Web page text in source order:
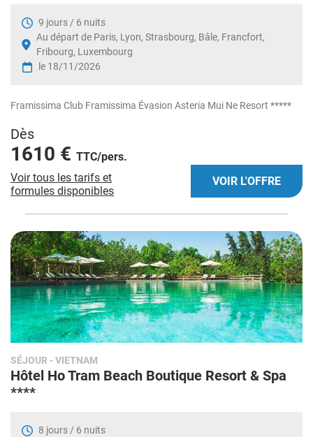
9 jours / 6 nuits
Au départ de Paris, Lyon, Strasbourg, Bâle, Francfort,
Fribourg, Luxembourg
le 18/11/2026
Framissima Club Framissima Évasion Asteria Mui Ne Resort *****
Dès
1610 € TTC/pers.
Voir tous les tarifs et
formules disponibles
VOIR L'OFFRE
SÉJOUR - VIETNAM
Hôtel Ho Tram Beach Boutique Resort & Spa
****
8 jours / 6 nuits